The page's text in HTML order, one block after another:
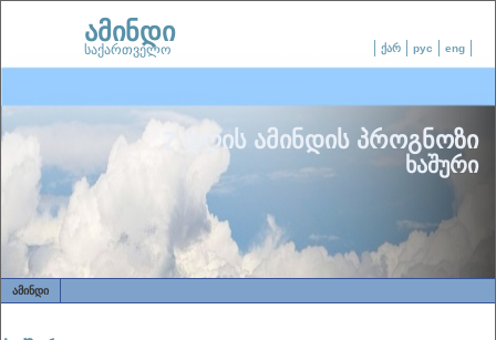
ქარ рус eng
ამინდი
საქართველო
7 დღის ამინდის პროგნოზი
ხაშური
ᲐᲛᲘᲜᲓᲘ